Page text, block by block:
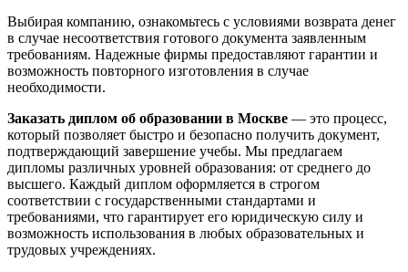
Выбирая компанию, ознакомьтесь с условиями возврата денег
в случае несоответствия готового документа заявленным
требованиям. Надежные фирмы предоставляют гарантии и
возможность повторного изготовления в случае
необходимости.
Заказать диплом об образовании в Москве — это процесс,
который позволяет быстро и безопасно получить документ,
подтверждающий завершение учебы. Мы предлагаем
дипломы различных уровней образования: от среднего до
высшего. Каждый диплом оформляется в строгом
соответствии с государственными стандартами и
требованиями, что гарантирует его юридическую силу и
возможность использования в любых образовательных и
трудовых учреждениях.